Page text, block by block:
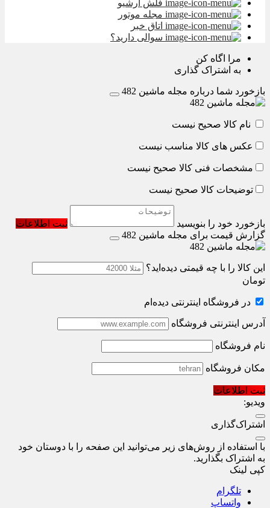
فلش آرشیو
مجله موتور
اتاق خبر
سوالی دارید؟
مرا اگاه کن
به اشتراک گذاری
بازخورد شما درباره مجله ماشین 482
نام کالا صحیح نیست
عکس های کالا مناسب نیست
مشخصات فنی کالا صحیح نیست
توضیحات کالا صحیح نیست
بازخورد خود را بنویسید
ثبت اطلاعات
گزارش قیمت برای مجله ماشین 482
این کالا را با چه قیمتی دیده‌اید؟
تومان
در فروشگاه اینترنتی دیده‌ام
آدرس اینترنتی فروشگاه
نام فروشگاه
مکان فروشگاه
ثبت اطلاعات
ویدیو:
اشتراک‌گذاری
با استفاده از روش‌های زیر می‌توانید این صفحه را با دوستان خود
به اشتراک بگذارید.
کپی لینک
تلگرام
واتساپ